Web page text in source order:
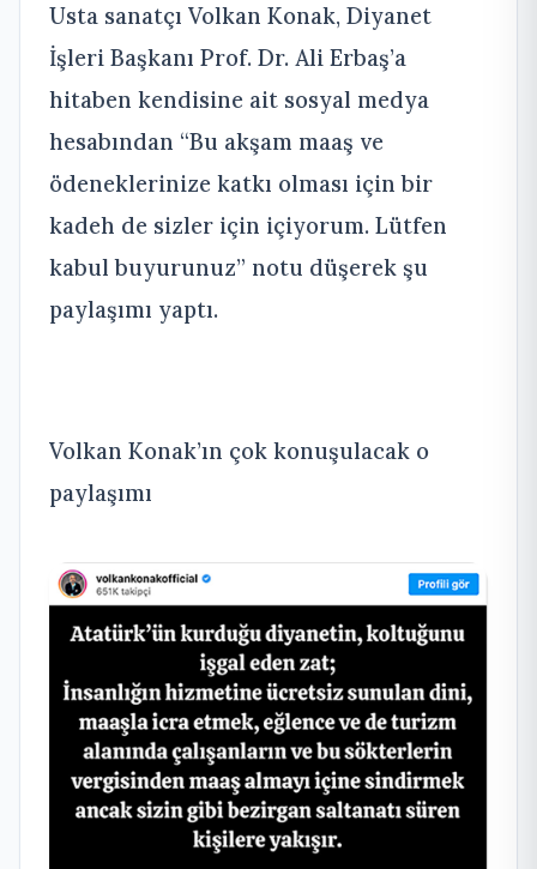
Usta sanatçı Volkan Konak, Diyanet
İşleri Başkanı Prof. Dr. Ali Erbaş’a
hitaben kendisine ait sosyal medya
hesabından “Bu akşam maaş ve
ödeneklerinize katkı olması için bir
kadeh de sizler için içiyorum. Lütfen
kabul buyurunuz” notu düşerek şu
paylaşımı yaptı.
Volkan Konak’ın çok konuşulacak o
paylaşımı